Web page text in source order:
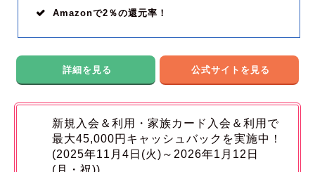
Amazonで2％の還元率！
詳細を見る 公式サイトを見る
新規入会＆利用・家族カード入会＆利用で
最大45,000円キャッシュバックを実施中！
(2025年11月4日(火)～2026年1月12日
(月・祝))